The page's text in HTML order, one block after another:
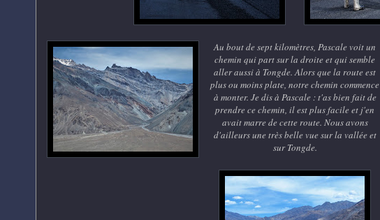
Au bout de sept kilomètres, Pascale voit un
chemin qui part sur la droite et qui semble
aller aussi à Tongde. Alors que la route est
plus ou moins plate, notre chemin commence
à monter. Je dis à Pascale : t'as bien fait de
prendre ce chemin, il est plus facile et j'en
avait marre de cette route. Nous avons
d'ailleurs une très belle vue sur la vallée et
sur Tongde.